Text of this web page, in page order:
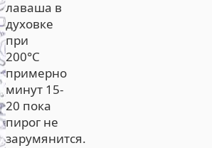
лаваша в
духовке
при
200°С
примерно
минут 15-
20 пока
пирог не
зарумянится.